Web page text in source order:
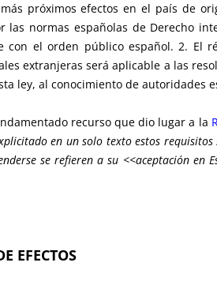
próximos efectos en el país de
normas españolas de Derecho
el orden público español. 2. El
extranjeras será aplicable a las
ley, al conocimiento de autoridades
recurso que dio lugar a la
en un solo texto estos
se refieren a su <<aceptación en
EFECTOS